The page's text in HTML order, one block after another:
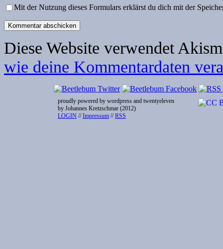
Mit der Nutzung dieses Formulars erklärst du dich mit der
Diese Website verwendet
wie deine Kommentardaten
proudly powered by wordpress and twentyeleven
by Johannes Kretzschmar (2012)
LOGIN //Impressum //RSS